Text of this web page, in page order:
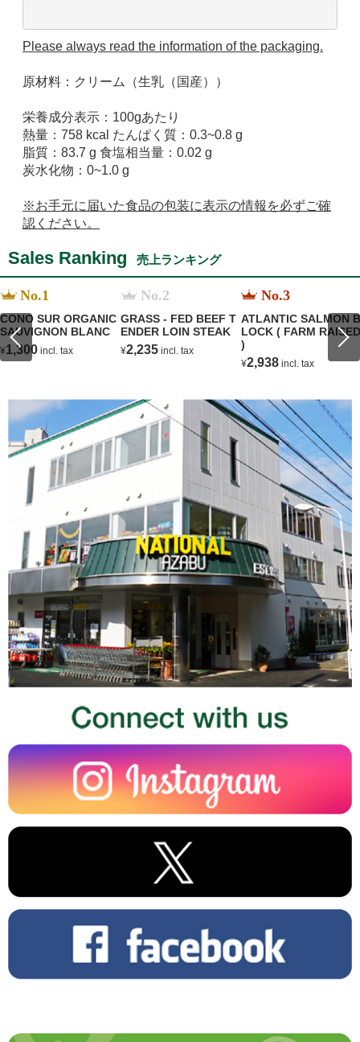
Please always read the information of the packaging.
原材料：クリーム（生乳（国産））
栄養成分表示：100gあたり
熱量：758 kcal たんぱく質：0.3~0.8 g
脂質：83.7 g 食塩相当量：0.02 g
炭水化物：0~1.0 g
※お手元に届いた食品の包装に表示の情報を必ずご確
認ください。
Sales Ranking 売上ランキング
No.1
CONO SUR ORGANIC
SAUVIGNON BLANC
¥1,300 incl. tax
No.2
GRASS - FED BEEF T
ENDER LOIN STEAK
¥2,235 incl. tax
No.3
ATLANTIC SALMON B
LOCK ( FARM RAISED
)
¥2,938 incl. tax